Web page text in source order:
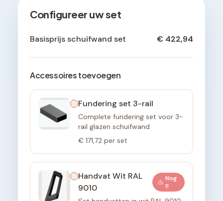
Configureer uw set
Basisprijs schuifwand set € 422,94
Accessoires toevoegen
Fundering set 3-rail
Complete fundering set voor 3-
rail glazen schuifwand
€ 171,72 per set
Handvat Wit RAL
9010
Nog
1!